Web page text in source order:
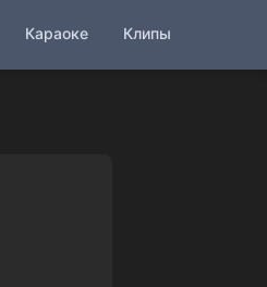
Караоке Клипы